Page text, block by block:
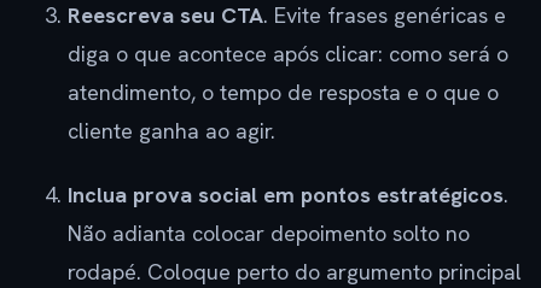
Reescreva seu CTA. Evite frases genéricas e
diga o que acontece após clicar: como será o
atendimento, o tempo de resposta e o que o
cliente ganha ao agir.
Inclua prova social em pontos estratégicos.
Não adianta colocar depoimento solto no
rodapé. Coloque perto do argumento principal